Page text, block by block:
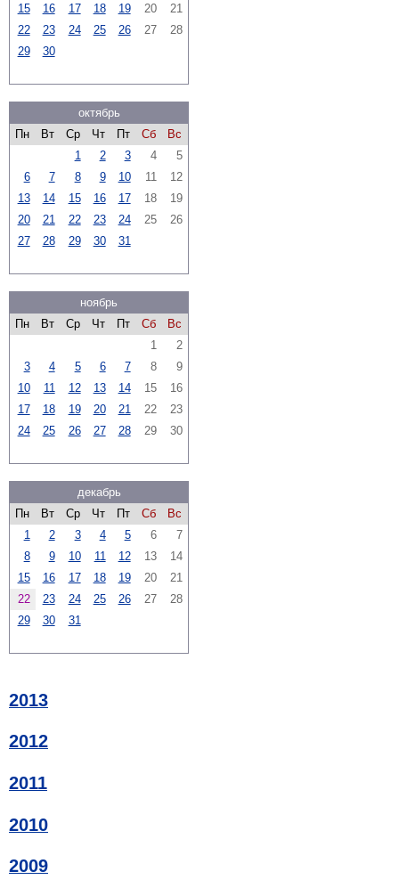
15 16 17 18 19 20
21
22
23 24 25 26 27
28
29
30
октябрь
Пн
Вт Ср Чт Пт Сб
Вс
1
2 3 4
5
6
7 8 9 10 11
12
13
14 15 16 17 18
19
20
21 22 23 24 25
26
27
28 29 30 31
ноябрь
Пн
Вт Ср Чт Пт Сб
Вс
1
2
3
4 5 6 7 8
9
10
11 12 13 14 15
16
17
18 19 20 21 22
23
24
25 26 27 28 29 30
декабрь
Пн
Вт Ср Чт Пт Сб
Вс
1
2 3 4 5 6
7
8
9 10 11 12 13
14
15
16 17 18 19 20
21
22
23 24 25 26 27
28
29
30 31
2013
2012
2011
2010
2009